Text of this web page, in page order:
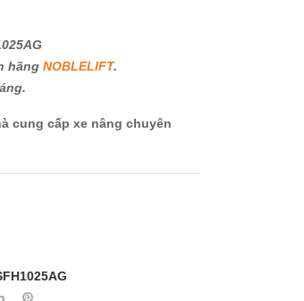
hãng NOBLELIFT.
cung cấp xe nâng chuyên